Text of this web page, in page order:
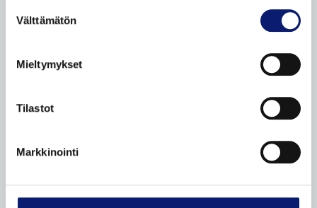
valinta
Välttämätön
Mieltymykset
Tilastot
Markkinointi
Volvo Selekt vaihtoautot
Bilia lisäpalvelut
Vaihtoauton ostovinkit
Etämyynnin ehdot